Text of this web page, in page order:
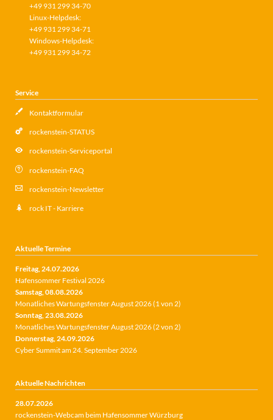
+49 931 299 34-70
Linux-Helpdesk:
+49 931 299 34-71
Windows-Helpdesk:
+49 931 299 34-72
Service
Kontaktformular
rockenstein-STATUS
rockenstein-Serviceportal
rockenstein-FAQ
rockenstein-Newsletter
rock IT - Karriere
Aktuelle Termine
Freitag,24.07.2026
Hafensommer Festival 2026
Samstag,08.08.2026
Monatliches Wartungsfenster August 2026 (1 von 2)
Sonntag,23.08.2026
Monatliches Wartungsfenster August 2026 (2 von 2)
Donnerstag,24.09.2026
Cyber Summit am 24. September 2026
Aktuelle Nachrichten
28.07.2026
rockenstein-Webcam beim Hafensommer Würzburg